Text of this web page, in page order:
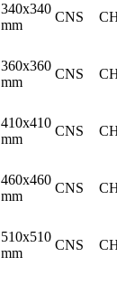
340x340
mm
CNS
360x360
mm
CNS
410x410
mm
CNS
460x460
mm
CNS
510x510
mm
CNS